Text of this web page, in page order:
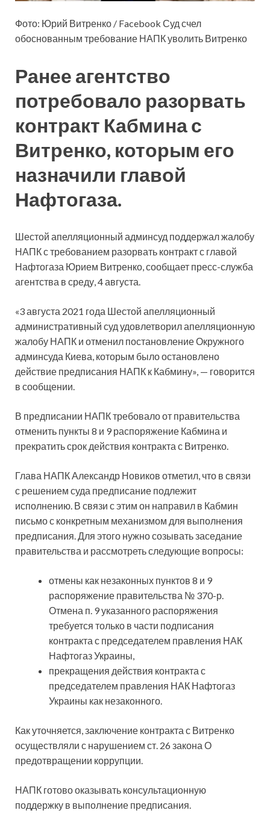
Фото: Юрий Витренко / Facebook Суд счел
обоснованным требование НАПК уволить Витренко
Ранее агентство
потребовало разорвать
контракт Кабмина с
Витренко, которым его
назначили главой
Нафтогаза.
Шестой апелляционный админсуд поддержал жалобу
НАПК с требованием разорвать контракт с главой
Нафтогаза Юрием Витренко, сообщает пресс-служба
агентства в среду, 4 августа.
«3 августа 2021 года Шестой апелляционный
административный суд удовлетворил апелляционную
жалобу НАПК и отменил постановление Окружного
админсуда Киева, которым было остановлено
действие предписания НАПК к Кабмину», — говорится
в сообщении.
В предписании НАПК требовало от правительства
отменить пункты 8 и 9 распоряжение Кабмина и
прекратить срок действия контракта с Витренко.
Глава НАПК Александр Новиков отметил, что в связи
с решением суда предписание подлежит
исполнению. В связи с этим он направил в Кабмин
письмо с конкретным механизмом для выполнения
предписания. Для этого нужно созывать заседание
правительства и рассмотреть следующие вопросы:
отмены как незаконных пунктов 8 и 9
распоряжение правительства № 370-р.
Отмена п. 9 указанного распоряжения
требуется только в части подписания
контракта с председателем правления НАК
Нафтогаз Украины,
прекращения действия контракта с
председателем правления НАК Нафтогаз
Украины как незаконного.
Как уточняется, заключение контракта с Витренко
осуществляли с нарушением ст. 26 закона О
предотвращении коррупции.
НАПК готово оказывать консультационную
поддержку в выполнение предписания.